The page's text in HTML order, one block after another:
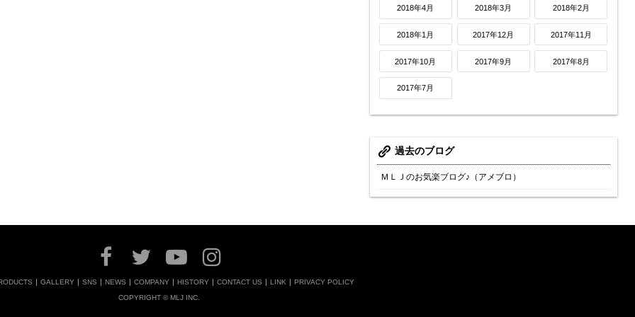
2018年4月 2018年3月 2018年2月
2018年1月 2017年12月 2017年11月
2017年10月 2017年9月 2017年8月
2017年7月
過去のブログ
ＭＬＪのお気楽ブログ♪（アメブロ）
GALLERY SNS NEWS COMPANY HISTORY CONTACT US LINK
PRIVACY POLICY
COPYRIGHT © MLJ INC.